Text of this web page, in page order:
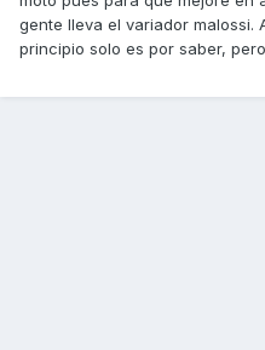
gente lleva el variador malossi.
principio solo es por saber,